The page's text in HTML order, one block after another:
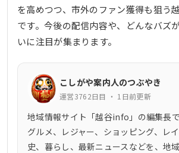
を高めつつ、市外のファン獲得も狙う
です。今後の配信内容や、どんなバズ
いに注目が集まります。
こしがや案内人のつぶやき
運営3762日目 ・ 1日前更新
地域情報サイト「越谷info」の編集長
グルメ、レジャー、ショッピング、レ
史、暮らし、最新ニュースなどを、地